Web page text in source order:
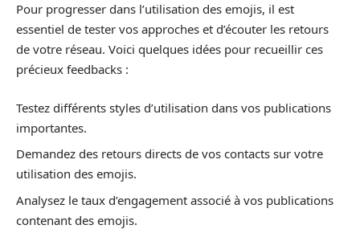
Pour progresser dans l’utilisation des emojis, il est
essentiel de tester vos approches et d’écouter les retours
de votre réseau. Voici quelques idées pour recueillir ces
précieux feedbacks :
Testez différents styles d’utilisation dans vos publications
importantes.
Demandez des retours directs de vos contacts sur votre
utilisation des emojis.
Analysez le taux d’engagement associé à vos publications
contenant des emojis.